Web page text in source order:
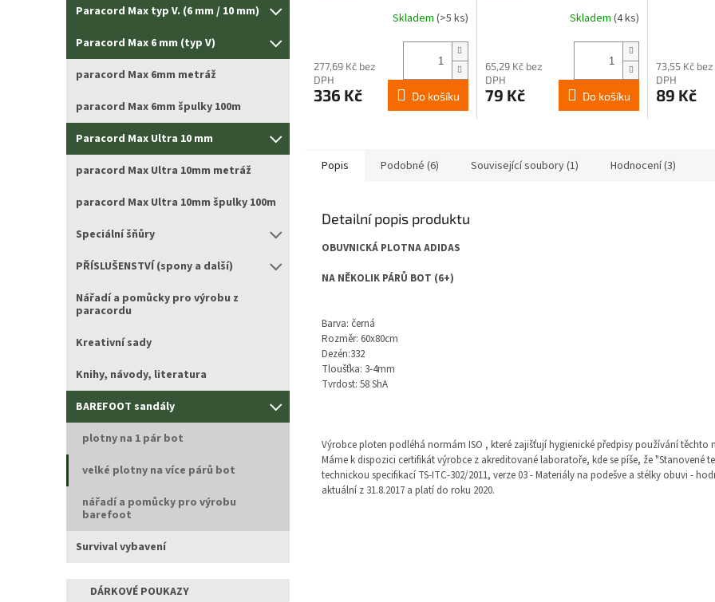
Paracord Max typ V. (6 mm / 10 mm)
Paracord Max 6 mm (typ V)
paracord Max 6mm metráž
paracord Max 6mm špulky 100m
Paracord Max Ultra 10 mm
paracord Max Ultra 10mm metráž
paracord Max Ultra 10mm špulky 100m
Speciální šňůry
PŘÍSLUŠENSTVÍ (spony a další)
Nářadí a pomůcky pro výrobu z
paracordu
Kreativní sady
Knihy, návody, literatura
BAREFOOT sandály
plotny na 1 pár bot
velké plotny na více párů bot
nářadí a pomůcky pro výrobu
barefoot
Survival vybavení
DÁRKOVÉ POUKAZY
je
5,0
z
Skladem (>5 ks)
277,69 Kč bez
DPH
336 Kč Do košíku
je
5,0
z
Skladem(4 ks)
65,29 Kč bez
DPH
79 Kč Do košíku
je
5,0
z
73,55 Kč bez
DPH
89 Kč
Popis Podobné (6) Související soubory (1) Hodnocení (3)
Detailní popis produktu
OBUVNICKÁ PLOTNA ADIDAS
NA NĚKOLIK PÁRŮ BOT (6+)
Barva: černá
Rozměr: 60x80cm
Dezén:332
Tloušťka: 3-4mm
Tvrdost: 58 ShA
Výrobce ploten podléhá normám ISO , které zajišťují hygienické předpisy používání těchto
Máme k dispozici certifikát výrobce z akreditované laboratoře, kde se píše, že
technickou specifikací TS-ITC-302/2011, verze 03 - Materiály na podešve a stélky obuvi -
aktuální z 31.8.2017 a platí do roku 2020.